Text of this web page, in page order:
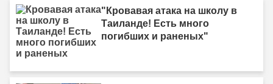
"Кровавая атака на школу в
Таиланде! Есть много
погибших и раненых"